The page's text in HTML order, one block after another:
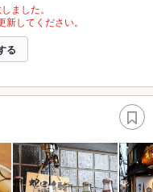
ました。
してください。
る